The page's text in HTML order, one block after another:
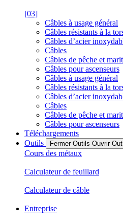
[03]
Câbles à usage général
Câbles résistants à la
Câbles d’acier
Câbles
Câbles de pêche et
Câbles pour ascenseurs
Câbles à usage général
Câbles résistants à la
Câbles d’acier
Câbles
Câbles de pêche et
Câbles pour ascenseurs
Téléchargements
Outils
Fermer Outils Ouvrir
Cours des métaux
Calculateur de feuillard
Calculateur de câble
Entreprise